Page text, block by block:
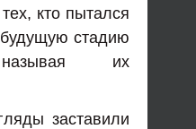
кто пытался
будущую стадию
их
заставили